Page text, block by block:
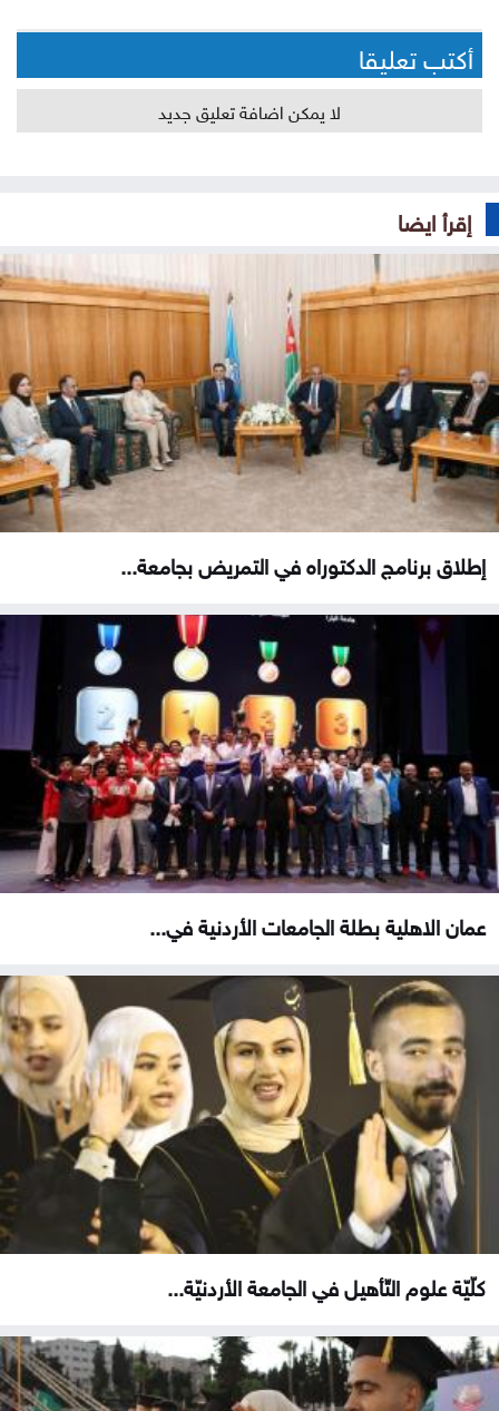
أكتب تعليقا
لا يمكن اضافة تعليق جديد
إقرأ ايضا
إطلاق برنامج الدكتوراه في التمريض بجامعة...
عمان الاهلية بطلة الجامعات الأردنية في...
كلّيّة علوم التّأهيل في الجامعة الأردنيّة...